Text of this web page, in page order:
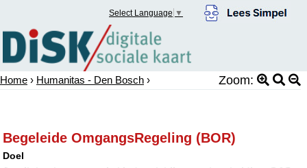
Select Language ▼
Home › Humanitas - Den Bosch › Zoom:
Begeleide OmgangsRegeling (BOR)
Doel